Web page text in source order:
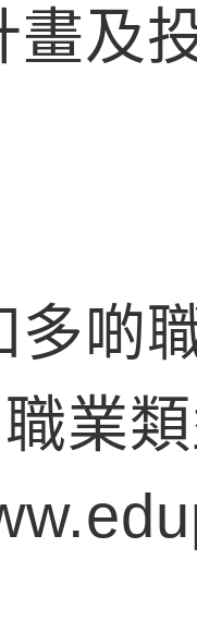
畫及
多啲
業